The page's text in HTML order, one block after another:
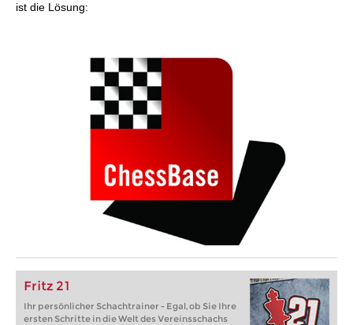
ist die Lösung:
Fritz 21
Ihr persönlicher Schachtrainer - Egal, ob Sie Ihre
ersten Schritte in die Welt des Vereinsschachs